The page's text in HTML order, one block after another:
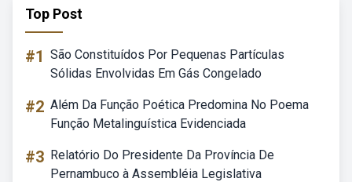
Top Post
#1 São Constituídos Por Pequenas Partículas
Sólidas Envolvidas Em Gás Congelado
#2 Além Da Função Poética Predomina No Poema
Função Metalinguística Evidenciada
#3 Relatório Do Presidente Da Província De
Pernambuco à Assembléia Legislativa